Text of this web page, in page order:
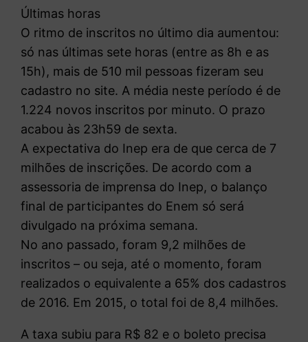
Últimas horas
O ritmo de inscritos no último dia aumentou:
só nas últimas sete horas (entre as 8h e as
15h), mais de 510 mil pessoas fizeram seu
cadastro no site. A média neste período é de
1.224 novos inscritos por minuto. O prazo
acabou às 23h59 de sexta.
A expectativa do Inep era de que cerca de 7
milhões de inscrições. De acordo com a
assessoria de imprensa do Inep, o balanço
final de participantes do Enem só será
divulgado na próxima semana.
No ano passado, foram 9,2 milhões de
inscritos – ou seja, até o momento, foram
realizados o equivalente a 65% dos cadastros
de 2016. Em 2015, o total foi de 8,4 milhões.
A taxa subiu para R$ 82 e o boleto precisa